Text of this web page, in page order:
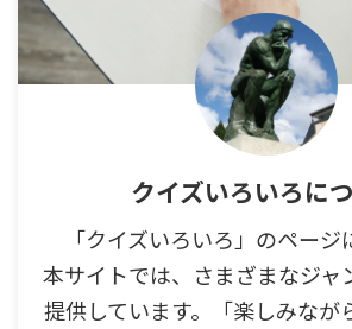
クイズいろいろに
「クイズいろいろ」のページ
本サイトでは、さまざまなジャ
提供しています。「楽しみなが